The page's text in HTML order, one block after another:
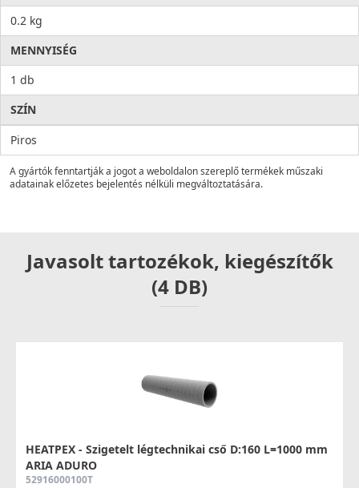
0.2 kg
MENNYISÉG
1 db
SZÍN
Piros
A gyártók fenntartják a jogot a weboldalon szereplő termékek műszaki
adatainak előzetes bejelentés nélküli megváltoztatására.
Javasolt tartozékok, kiegészítők
(4 DB)
HEATPEX - Szigetelt légtechnikai cső D:160 L=1000 mm
ARIA ADURO
52916000100T